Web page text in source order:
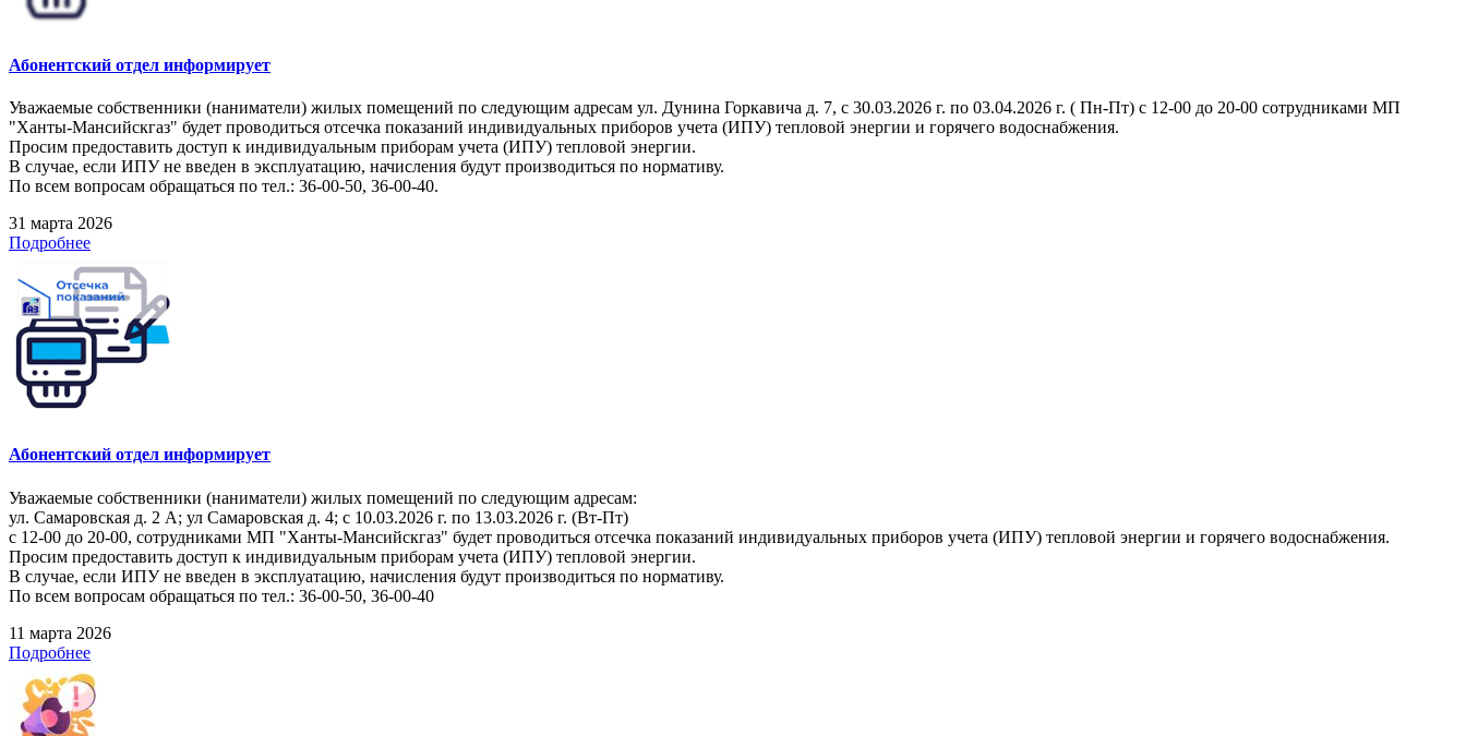
Абонентский отдел информирует
Уважаемые собственники (наниматели) жилых помещений по следующим адресам ул. Дунина Горкавича д. 7, с 30.03.2026 г. по 03.04.2026 г. ( Пн-Пт) с 12-00 до 20-00 сотрудниками МП
"Ханты-Мансийскгаз" будет проводиться отсечка показаний индивидуальных приборов учета (ИПУ) тепловой энергии и горячего водоснабжения.
Просим предоставить доступ к индивидуальным приборам учета (ИПУ) тепловой энергии.
В случае, если ИПУ не введен в эксплуатацию, начисления будут производиться по нормативу.
По всем вопросам обращаться по тел.: 36-00-50, 36-00-40.
31 марта 2026
Подробнее
Абонентский отдел информирует
Уважаемые собственники (наниматели) жилых помещений по следующим адресам:
ул. Самаровская д. 2 А; ул Самаровская д. 4; с 10.03.2026 г. по 13.03.2026 г. (Вт-Пт)
с 12-00 до 20-00, сотрудниками МП "Ханты-Мансийскгаз" будет проводиться отсечка показаний индивидуальных приборов учета (ИПУ) тепловой энергии и горячего водоснабжения.
Просим предоставить доступ к индивидуальным приборам учета (ИПУ) тепловой энергии.
В случае, если ИПУ не введен в эксплуатацию, начисления будут производиться по нормативу.
По всем вопросам обращаться по тел.: 36-00-50, 36-00-40
11 марта 2026
Подробнее